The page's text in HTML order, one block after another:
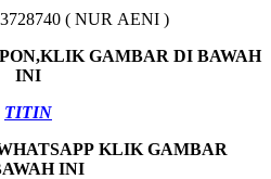
( NUR AENI )
,KLIK GAMBAR DI BAWAH
INI
TITIN
KLIK GAMBAR
INI